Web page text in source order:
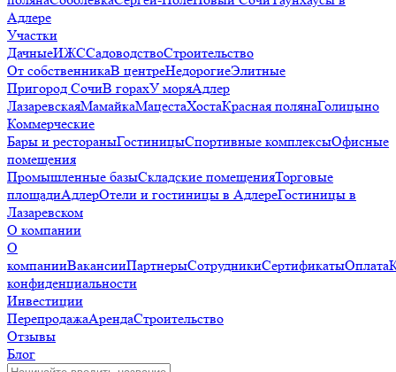
Адлере
Участки
ДачныеИЖССадоводствоСтроительство
От собственникаВ центреНедорогиеЭлитные
Пригород СочиВ горахУ моряАдлер
ЛазаревскаяМамайкаМацестаХостаКрасная полянаГолицыно
Коммерческие
Бары и рестораныГостиницыСпортивные комплексыОфисные
помещения
Промышленные базыСкладские помещенияТорговые
площадиАдлерОтели и гостиницы в АдлереГостиницы в
Лазаревском
О компании
О
компанииВакансииПартнерыСотрудникиСертификатыОплата
конфиденциальности
Инвестиции
ПерепродажаАрендаСтроительство
Отзывы
Блог